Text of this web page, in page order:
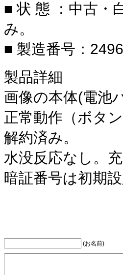
■ 状 態 ：中古・
み。
■ 製造番号：
製品詳細
画像の本体(電池
正常動作（ボタ
解約済み。
水没反応なし。
暗証番号は初期
(お名前)